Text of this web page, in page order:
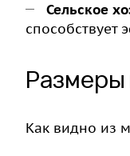
Сельское
способствует
Размеры
Как видно из